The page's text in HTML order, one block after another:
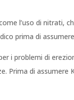
l’uso di
prima di
i problemi di
Prima di